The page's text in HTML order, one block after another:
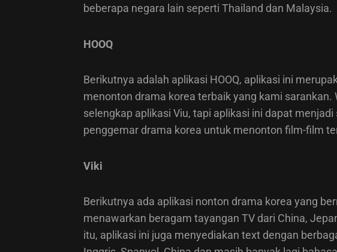
beberapa negara lain seperti Thailand dan Malaysia.
HOOQ
Berikutnya adalah aplikasi HOOQ, aplikasi ini
menonton drama korea terbaik yang kami sarankan.
selengkap aplikasi Viu, tapi aplikasi ini dapat
penggemar drama korea untuk menonton film-film
Viki
Berikutnya ada aplikasi nonton drama korea yang
menawarkan beragam tayangan TV dari China,
itu, aplikasi ini juga menyediakan text dengan